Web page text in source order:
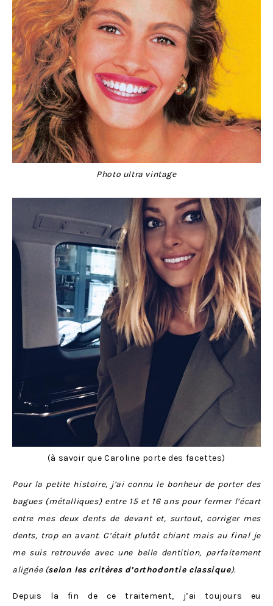
Photo ultra vintage
(à savoir que Caroline porte des facettes)
Pour la petite histoire, j’ai connu le bonheur de porter des
bagues (métalliques) entre 15 et 16 ans pour fermer l’écart
entre mes deux dents de devant et, surtout, corriger mes
dents, trop en avant. C’était plutôt chiant mais au final je
me suis retrouvée avec une belle dentition, parfaitement
alignée (selon les critères d’orthodontie classique).
Depuis la fin de ce traitement, j’ai toujours eu